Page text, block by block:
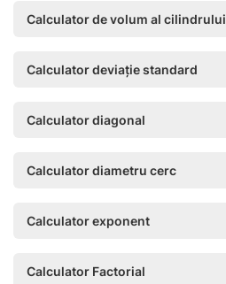
Calculator de volum al cilindrului
Calculator deviație standard
Calculator diagonal
Calculator diametru cerc
Calculator exponent
Calculator Factorial